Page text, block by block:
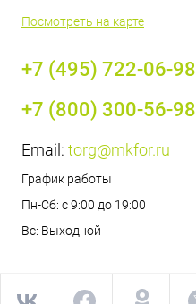
Посмотреть на карте
+7 (495) 722-06-98
+7 (800) 300-56-98
Email: torg@mkfor.ru
График работы
Пн-Сб: с 9:00 до 19:00
Вс: Выходной